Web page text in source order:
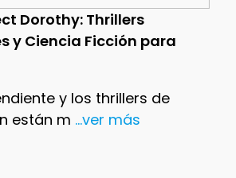
Dorothy: Thrillers
y Ciencia Ficción para
y los thrillers de
están m ...ver más